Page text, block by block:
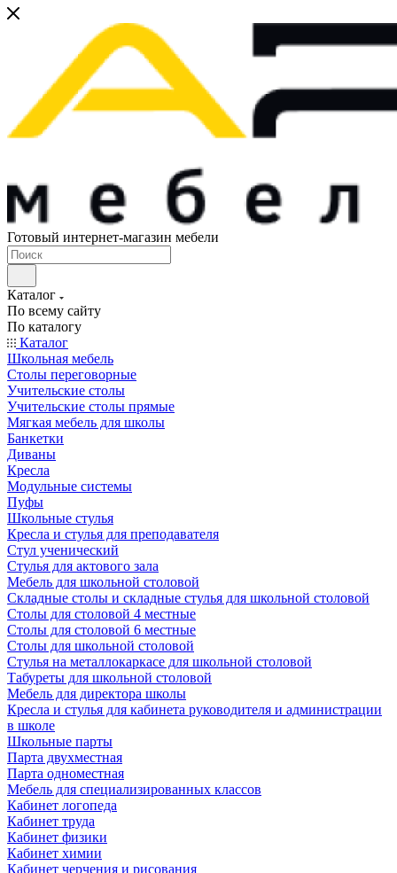
Готовый интернет-магазин мебели
Каталог
По всему сайту
По каталогу
Каталог
Школьная мебель
Столы переговорные
Учительские столы
Учительские столы прямые
Мягкая мебель для школы
Банкетки
Диваны
Кресла
Модульные системы
Пуфы
Школьные стулья
Кресла и стулья для преподавателя
Стул ученический
Стулья для актового зала
Мебель для школьной столовой
Складные столы и складные стулья для школьной столовой
Столы для столовой 4 местные
Столы для столовой 6 местные
Столы для школьной столовой
Стулья на металлокаркасе для школьной столовой
Табуреты для школьной столовой
Мебель для директора школы
Кресла и стулья для кабинета руководителя и администрации
в школе
Школьные парты
Парта двухместная
Парта одноместная
Мебель для специализированных классов
Кабинет логопеда
Кабинет труда
Кабинет физики
Кабинет химии
Кабинет черчения и рисования